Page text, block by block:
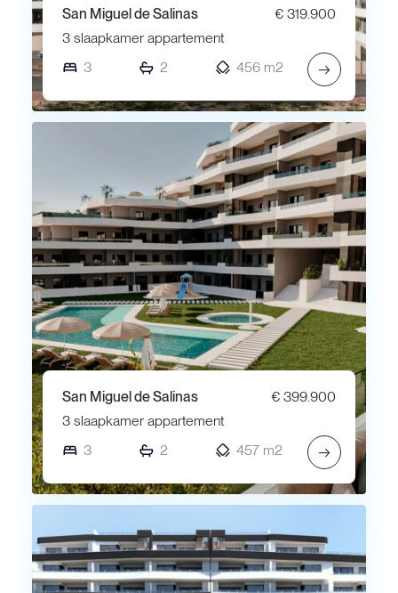
San Miguel de Salinas
€ 319.900
3 slaapkamer appartement
3
2 456 m2 →
San Miguel de Salinas
€ 399.900
3 slaapkamer appartement
3
2 457 m2 →